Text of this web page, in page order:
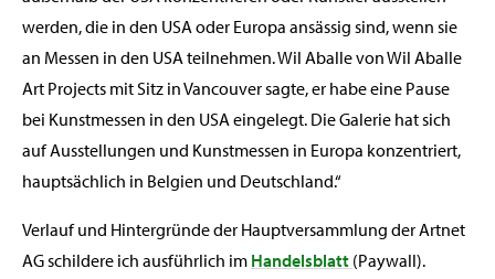
werden, die in den USA oder Europa ansässig sind, wenn sie
an Messen in den USA teilnehmen. Wil Aballe von Wil Aballe
Art Projects mit Sitz in Vancouver sagte, er habe eine Pause
bei Kunstmessen in den USA eingelegt. Die Galerie hat sich
auf Ausstellungen und Kunstmessen in Europa konzentriert,
hauptsächlich in Belgien und Deutschland.“
Verlauf und Hintergründe der Hauptversammlung der Artnet
AG schildere ich ausführlich im Handelsblatt (Paywall).